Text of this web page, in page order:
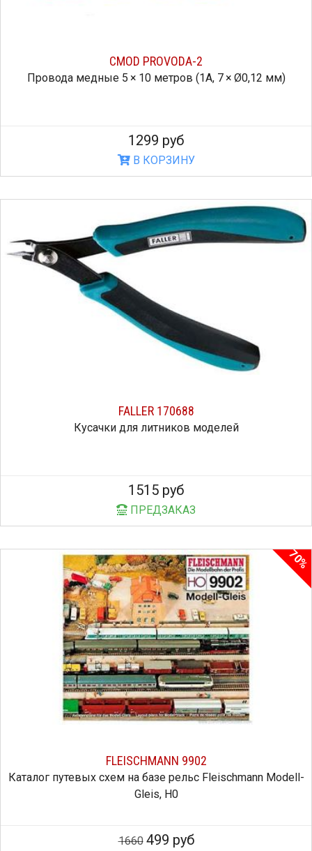
CMOD PROVODA-2
Провода медные 5 × 10 метров (1А, 7 × Ø0,12 мм)
1299 руб
В КОРЗИНУ
FALLER 170688
Кусачки для литников моделей
1515 руб
ПРЕДЗАКАЗ
FLEISCHMANN 9902
Каталог путевых схем на базе рельс Fleischmann Modell-
Gleis, H0
70%
1660 499 руб